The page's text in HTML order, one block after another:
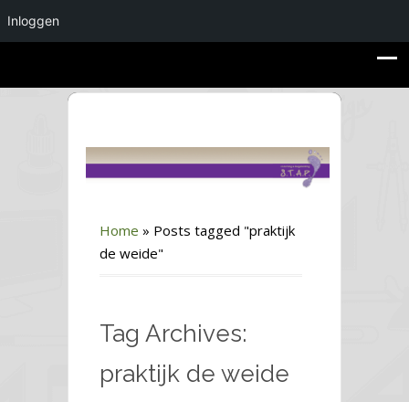
Home » Posts tagged "praktijk
de weide"
Tag Archives:
praktijk de weide
Inloggen